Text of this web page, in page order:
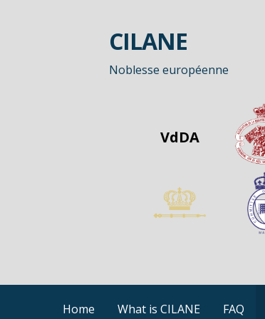
CILANE
Noblesse européenne
VdDA
Home What is CILANE FAQ